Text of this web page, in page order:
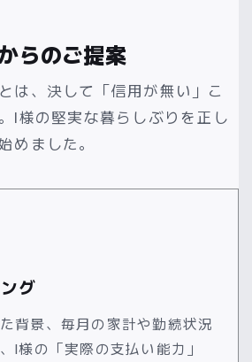
らのご提案
は、決して「信用が無い」こ
I様の堅実な暮らしぶりを正し
めました。
グ
背景、毎月の家計や勤続状況
I様の「実際の支払い能力」